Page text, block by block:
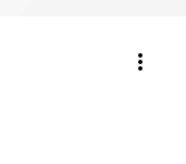
more_vert